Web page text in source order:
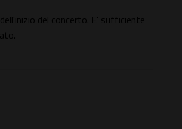
del concerto. E' sufficiente